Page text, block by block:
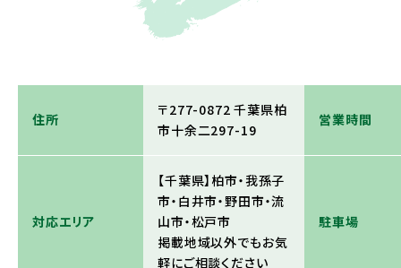
住所
〒277-0872 千葉県柏
市十余二297-19
営業時間
対応エリア
【千葉県】柏市・我孫子
市・白井市・野田市・流
山市・松戸市
掲載地域以外でもお気
軽にご相談ください
駐車場